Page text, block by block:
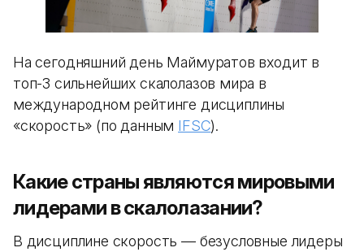
На сегодняшний день Маймуратов входит в
топ-3 сильнейших скалолазов мира в
международном рейтинге дисциплины
«скорость» (по данным IFSC).
Какие страны являются мировыми
лидерами в скалолазании?
В дисциплине скорость — безусловные лидеры